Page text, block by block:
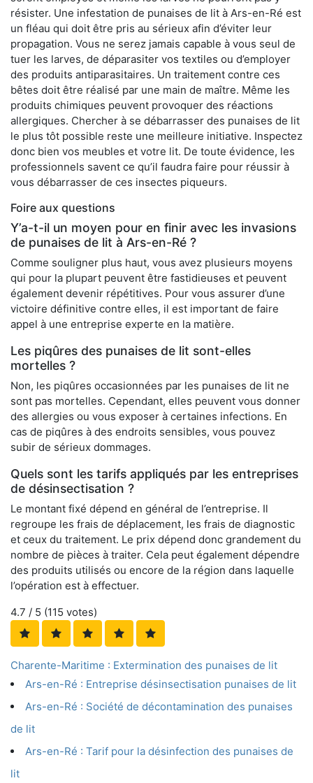
résister. Une infestation de punaises de lit à Ars-en-Ré est
un fléau qui doit être pris au sérieux afin d’éviter leur
propagation. Vous ne serez jamais capable à vous seul de
tuer les larves, de déparasiter vos textiles ou d’employer
des produits antiparasitaires. Un traitement contre ces
bêtes doit être réalisé par une main de maître. Même les
produits chimiques peuvent provoquer des réactions
allergiques. Chercher à se débarrasser des punaises de lit
le plus tôt possible reste une meilleure initiative. Inspectez
donc bien vos meubles et votre lit. De toute évidence, les
professionnels savent ce qu’il faudra faire pour réussir à
vous débarrasser de ces insectes piqueurs.
Foire aux questions
Y’a-t-il un moyen pour en finir avec les invasions
de punaises de lit à Ars-en-Ré ?
Comme souligner plus haut, vous avez plusieurs moyens
qui pour la plupart peuvent être fastidieuses et peuvent
également devenir répétitives. Pour vous assurer d’une
victoire définitive contre elles, il est important de faire
appel à une entreprise experte en la matière.
Les piqûres des punaises de lit sont-elles
mortelles ?
Non, les piqûres occasionnées par les punaises de lit ne
sont pas mortelles. Cependant, elles peuvent vous donner
des allergies ou vous exposer à certaines infections. En
cas de piqûres à des endroits sensibles, vous pouvez
subir de sérieux dommages.
Quels sont les tarifs appliqués par les entreprises
de désinsectisation ?
Le montant fixé dépend en général de l’entreprise. Il
regroupe les frais de déplacement, les frais de diagnostic
et ceux du traitement. Le prix dépend donc grandement du
nombre de pièces à traiter. Cela peut également dépendre
des produits utilisés ou encore de la région dans laquelle
l’opération est à effectuer.
4.7 / 5 (115 votes)
Charente-Maritime : Extermination des punaises de lit
Ars-en-Ré : Entreprise désinsectisation punaises de lit
Ars-en-Ré : Société de décontamination des punaises
de lit
Ars-en-Ré : Tarif pour la désinfection des punaises de
lit